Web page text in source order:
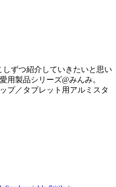
ずつ紹介していきたいと思い
用製品シリーズ@みんみ。
プ／タブレット用アルミスタ